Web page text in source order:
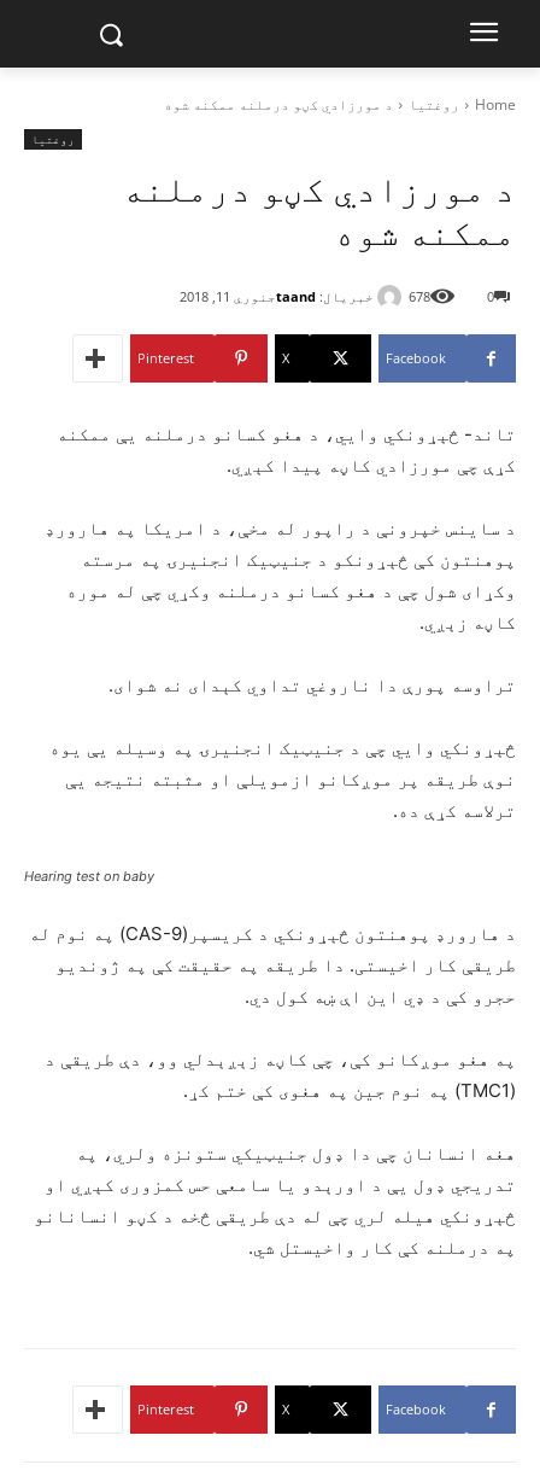
Home روغتیا د مورزادي کڼو درملنه ممکنه شوه
روغتیا
د مورزادي کڼو درملنه
ممکنه شوه
خبریال: taandجنوري 11, 2018 0
678
Facebook
X
Pinterest
تاند- څېړونکي وایي، د هغو کسانو درملنه یې ممکنه
کړې چې مورزادي کاڼه پیدا کېږي.
د ساینس خپرونې د راپور له مخې، د امریکا په هارورډ
پوهنتون کې څېړونکو د جنیټیک انجنیرۍ په مرسته
وکړای شول چې د هغو کسانو درملنه وکړي چې له موره
کاڼه زېږي.
تراوسه پورې دا ناروغي تداوي کېدای نه شوای.
څېړونکي وايي چې د جنیټیک انجنیرۍ په وسیله یې یوه
نوې طریقه پر موږکانو ازمویلې او مثبته نتیجه یې
ترلاسه کړې ده.
Hearing test on baby
د هارورډ پوهنتون څېړونکي د کریسپر(CAS-9) په نوم له
طریقې کار اخیستی. دا طریقه په حقیقت کې په ژوندیو
حجرو کې د ډي این اې ښه کول دي.
په هغو موږکانو کې، چې کاڼه زېږېدلي وو، دې طریقې د
(
TMC1) په نوم جین په هغوی کې ختم کړ.
هغه انسانان چې دا ډول جنیټیکي ستونزه ولري، په
تدریجي ډول یې د اورېدو یا سامعې حس کمزوری کېږي او
څېړونکي هیله لري چې له دې طریقې څخه د کڼو انسانانو
په درملنه کې کار واخیستل شي.
Facebook
X
Pinterest